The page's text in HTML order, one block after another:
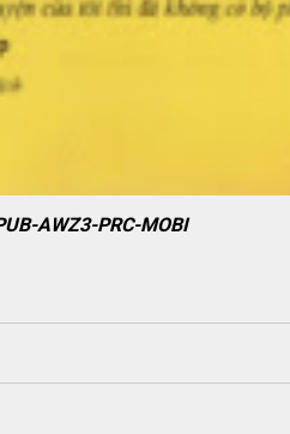
AWZ3-PRC-MOBI